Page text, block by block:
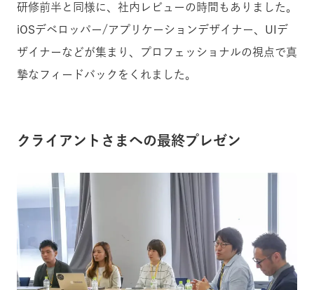
研修前半と同様に、社内レビューの時間もありました。
iOSデベロッパー/アプリケーションデザイナー、UIデ
ザイナーなどが集まり、プロフェッショナルの視点で真
摯なフィードバックをくれました。
クライアントさまへの最終プレゼン